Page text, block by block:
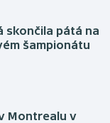
skončila pátá na
šampionátu
Montrealu v